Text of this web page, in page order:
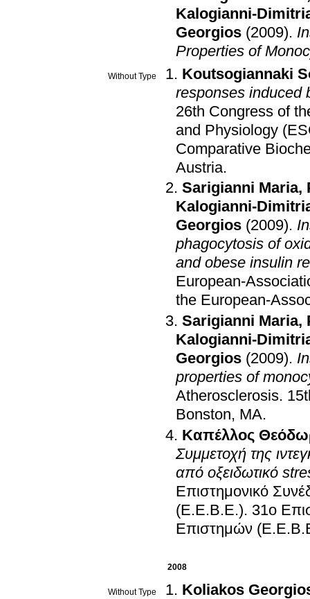
Kalogianni-
Georgios (2009).
Properties of
Without Type
Koutsogiannaki
responses induced
26th Congress of
and Physiology
Comparative
Austria.
Sarigianni Maria,
Kalogianni-
Georgios (2009).
phagocytosis of
and obese insulin
European-
the European-
Sarigianni Maria,
Kalogianni-
Georgios (2009).
properties of
Atherosclerosis.
Bonston, MA.
Καπέλλος
Συμμετοχή της
από οξειδωτικό
Επιστημονικό
(Ε.Ε.Β.Ε.). 31o
Επιστημών
2008
Without Type
Koliakos